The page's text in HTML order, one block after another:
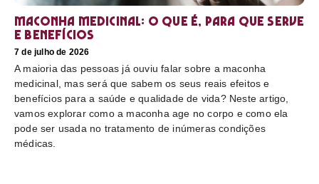
Maconha medicinal: O que é, para que serve
e benefícios
7 de julho de 2026
A maioria das pessoas já ouviu falar sobre a maconha
medicinal, mas será que sabem os seus reais efeitos e
benefícios para a saúde e qualidade de vida? Neste artigo,
vamos explorar como a maconha age no corpo e como ela
pode ser usada no tratamento de inúmeras condições
médicas.